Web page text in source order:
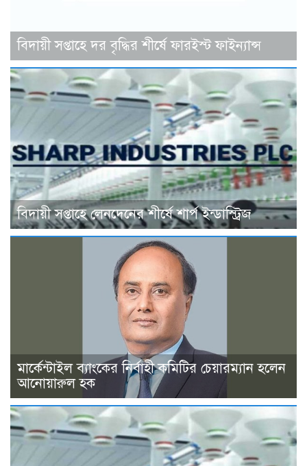
বিদায়ী সপ্তাহে দর বৃদ্ধির শীর্ষে ফারইস্ট ফাইন্যান্স
বিদায়ী সপ্তাহে লেনদেনের শীর্ষে শার্প ইন্ডাস্ট্রিজ
মার্কেন্টাইল ব্যাংকের নির্বাহী কমিটির চেয়ারম্যান হলেন
আনোয়ারুল হক